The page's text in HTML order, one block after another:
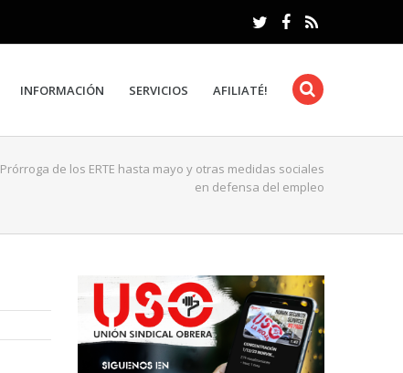
INFORMACIÓN SERVICIOS AFILIATÉ!
Prórroga de los ERTE hasta mayo y otras medidas sociales
en defensa del empleo